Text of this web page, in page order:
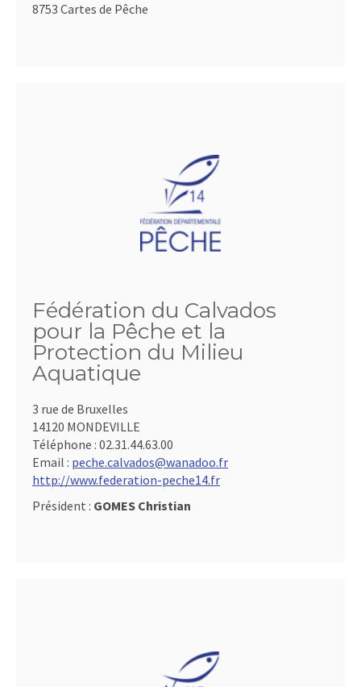
8753 Cartes de Pêche
Fédération du Calvados
pour la Pêche et la
Protection du Milieu
Aquatique
3 rue de Bruxelles
14120 MONDEVILLE
Téléphone : 02.31.44.63.00
Email : peche.calvados@wanadoo.fr
http://www.federation-peche14.fr
Président : GOMES Christian